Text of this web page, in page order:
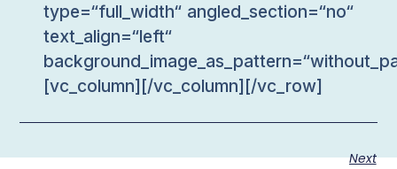
type=“full_width“ angled_section=“no“
text_align=“left“
[vc_column][/vc_column][/vc_row]
Next